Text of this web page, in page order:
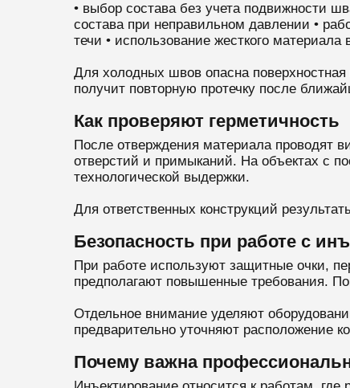
• выбор состава без учета подвижности
состава при неправильном давлении •
течи • использование жесткого
Для холодных швов опасна поверхностная
получит повторную протечку после
Как проверяют герметичность
После отверждения материала проводят
отверстий и примыканий. На объектах с
технологической выдержки.
Для ответственных конструкций
Безопасность при работе с
При работе используют защитные очки,
предполагают повышенные требования.
Отдельное внимание уделяют
предварительно уточняют расположение
Почему важна